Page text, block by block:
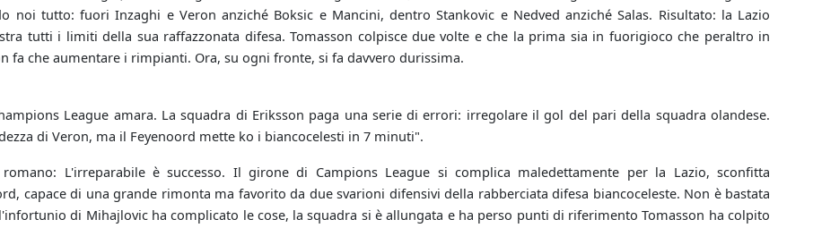
noi tutto: fuori Inzaghi e Veron anziché Boksic e Mancini, dentro Stankovic e Nedved anziché Salas. Risultato: la Lazio
tutti i limiti della sua raffazzonata difesa. Tomasson colpisce due volte e che la prima sia in fuorigioco che peraltro in
fa che aumentare i rimpianti. Ora, su ogni fronte, si fa davvero durissima.
League amara. La squadra di Eriksson paga una serie di errori: irregolare il gol del pari della squadra olandese.
di Veron, ma il Feyenoord mette ko i biancocelesti in 7 minuti".
L'irreparabile è successo. Il girone di Campions League si complica maledettamente per la Lazio, sconfitta
capace di una grande rimonta ma favorito da due svarioni difensivi della rabberciata difesa biancoceleste. Non è bastata
di Mihajlovic ha complicato le cose, la squadra si è allungata e ha perso punti di riferimento Tomasson ha colpito